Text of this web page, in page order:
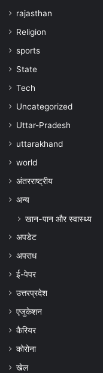
rajasthan
Religion
sports
State
Tech
Uncategorized
Uttar-Pradesh
uttarakhand
world
अंतरराष्ट्रीय
अन्‍य
खान-पान और स्वास्थ्य
अपडेट
अपराध
ई-पेपर
उत्तरप्रदेश
एजुकेशन
कैरियर
कोरोना
खेल